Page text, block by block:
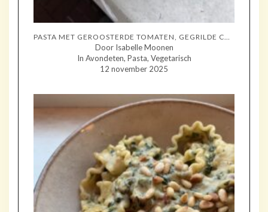
Door Isabelle Moonen
In Avondeten, Pasta, Vegetarisch
12 november 2025